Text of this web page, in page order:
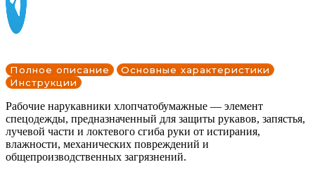
Полное описание
Основные характеристики
Инструкции
Рабочие нарукавники хлопчатобумажные — элемент
спецодежды, предназначенный для защиты рукавов, запястья,
лучевой части и локтевого сгиба руки от истирания,
влажности, механических повреждений и
общепроизводственных загрязнений.